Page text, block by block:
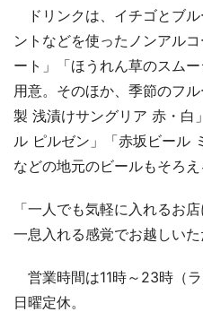
ドリンクは、イチゴとブル
ントなどを使ったノンアル
ート」「ほうれん草のスム
用意。そのほか、季節のフ
製 浅漬けサングリア 赤・白
ル ピルゼン」「赤坂ビール
などの地元のビールもそろえ
「一人でも気軽に入れるお
一息入れる感覚でお越しいた
営業時間は11時～23時（ラ
日曜定休。